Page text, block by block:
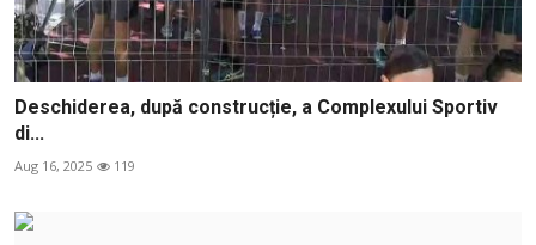
Deschiderea, după construcție, a Complexului Sportiv
di...
Aug 16, 2025 119